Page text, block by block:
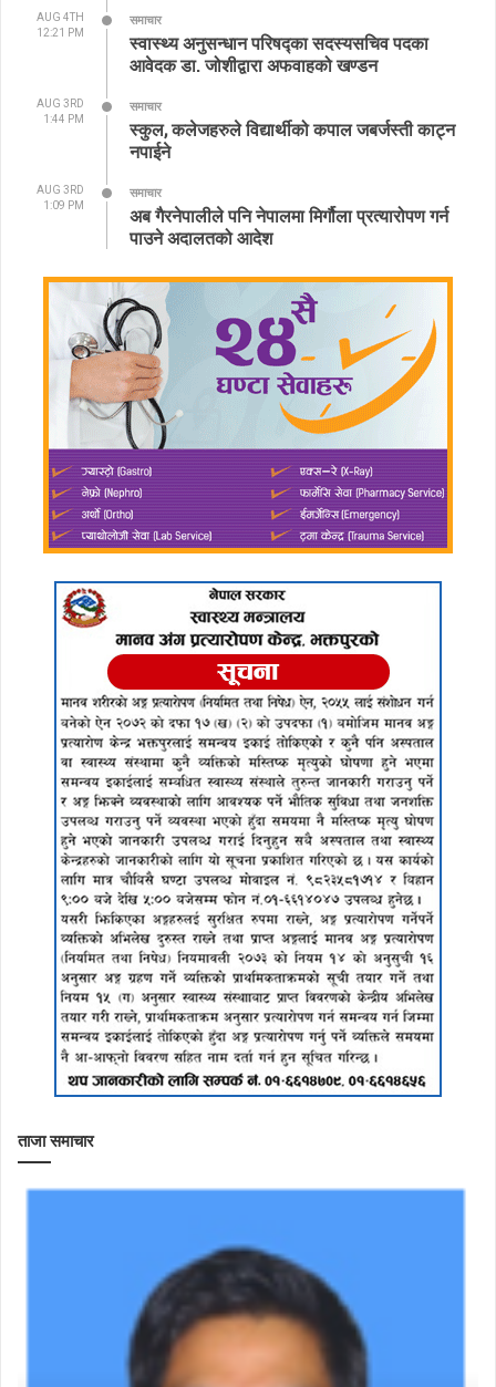
AUG 4TH
12:21 PM
समाचार
स्वास्थ्य अनुसन्धान परिषद्का सदस्यसचिव पदका
आवेदक डा. जोशीद्वारा अफवाहको खण्डन
AUG 3RD
1:44 PM
समाचार
स्कुल, कलेजहरुले विद्यार्थीको कपाल जबर्जस्ती काट्न
नपाईने
AUG 3RD
1:09 PM
समाचार
अब गैरनेपालीले पनि नेपालमा मिर्गौला प्रत्यारोपण गर्न
पाउने अदालतको आदेश
ताजा समाचार